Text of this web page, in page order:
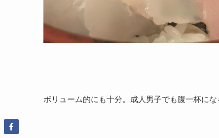
ボリューム的にも十分。成人男子でも腹一杯にな